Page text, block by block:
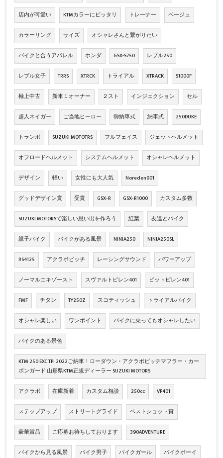
店内が可愛い KTMカラーにピッタリ トレーナー ベージュ
カラーリング サイズ オシャレさんと繋がりたい
バイクと合うアパレル ホンダ GSX-S750 レブル250
レブル女子 TRRS XTRCK トライアル XTRACK S1000F
極上中古 新車１オーナー ２スト インジェクション セル
超人ネイガー ご当地ヒーロー 御納車式 納車式 250DUKE
トランポ SUZUKI MOTOTRS フルフェイス ジェットヘルメット
オフロードヘルメット システムヘルメット オシャレヘルメット
デザイン 軽い 女性にも大人気 Noreden901
グッドデザイン賞 受賞 GSX‐R GSX‐R1000 カスタム多数
SUZUKI MOTORSで楽しい思い出を作ろう 紅葉 友達とバイク
親子バイク バイクがある風景 NINJA250 NINJA250SL
RS4125 アクラボビッチ レーシングサウンド パワーアップ
ノーマルエキゾースト スヴァルトピレン401 ビットピレン401
FMF チタン TY250Z スコティッシュ トライアルバイク
オシャレ楽しい ワンポイント バイクに乗ってもオシャレしたい
バイクのある景色
KTM 250 EXC TPI 2022ご納車！ローダウン・アクラポビッチマフラー・カー
ボンガード 山形県KTM正規ディーラー SUZUKI MOTORS
アクラポ 在庫新着 カスタム相談 250cc VP401
ステップアップ ストリートグライド ベストショット賞
豪華賞品 ご応募お待ちしております 390ADVENTURE
バイクから見る風景 バイク男子 バイクガール バイクボーイ